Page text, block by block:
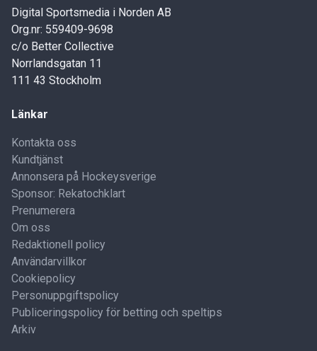
Digital Sportsmedia i Norden AB
Org.nr: 559409-9698
c/o Better Collective
Norrlandsgatan 11
111 43 Stockholm
Länkar
Kontakta oss
Kundtjänst
Annonsera på Hockeysverige
Sponsor: Rekatochklart
Prenumerera
Om oss
Redaktionell policy
Användarvillkor
Cookiepolicy
Personuppgiftspolicy
Publiceringspolicy för betting och speltips
Arkiv